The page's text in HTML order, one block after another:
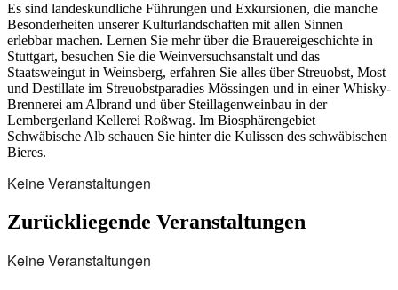
Es sind landeskundliche Führungen und Exkursionen, die manche
Besonderheiten unserer Kulturlandschaften mit allen Sinnen
erlebbar machen. Lernen Sie mehr über die Brauereigeschichte in
Stuttgart, besuchen Sie die Weinversuchsanstalt und das
Staatsweingut in Weinsberg, erfahren Sie alles über Streuobst, Most
und Destillate im Streuobstparadies Mössingen und in einer Whisky-
Brennerei am Albrand und über Steillagenweinbau in der
Lembergerland Kellerei Roßwag. Im Biosphärengebiet
Schwäbische Alb schauen Sie hinter die Kulissen des schwäbischen
Bieres.
Keine Veranstaltungen
Zurückliegende Veranstaltungen
Keine Veranstaltungen